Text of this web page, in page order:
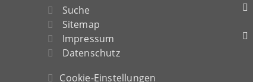
Suche
Sitemap
Impressum
Datenschutz
Cookie-Einstellungen